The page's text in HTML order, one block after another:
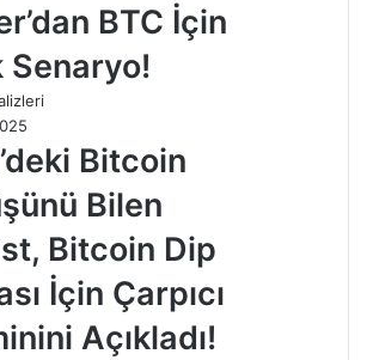
BTC İçin
Senaryo!
Bitcoin
Bilen
Bitcoin Dip
İçin Çarpıcı
Açıkladı!